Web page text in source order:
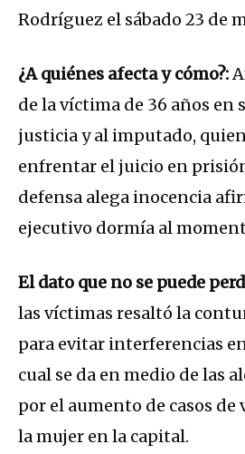
Rodríguez el sábado 23 de
¿A quiénes afecta y cómo?:
de la víctima de 36 años en
justicia y al imputado,
enfrentar el juicio en
defensa alega inocencia
ejecutivo dormía al
El dato que no se puede
las víctimas resaltó la
para evitar interferencias
cual se da en medio de las
por el aumento de casos
la mujer en la capital.